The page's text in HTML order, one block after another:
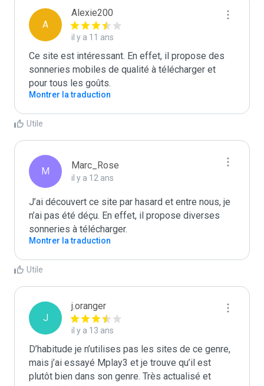
A
Alexie200
il y a 11 ans
Ce site est intéressant. En effet, il propose des
sonneries mobiles de qualité à télécharger et
pour tous les goûts.
Montrer la traduction
Utile
M
Marc_Rose
il y a 12 ans
J’ai découvert ce site par hasard et entre nous, je
n’ai pas été déçu. En effet, il propose diverses
sonneries à télécharger.
Montrer la traduction
Utile
J
j.oranger
il y a 13 ans
D’habitude je n’utilises pas les sites de ce genre,
mais j’ai essayé Mplay3 et je trouve qu’il est
plutôt bien dans son genre. Très actualisé et